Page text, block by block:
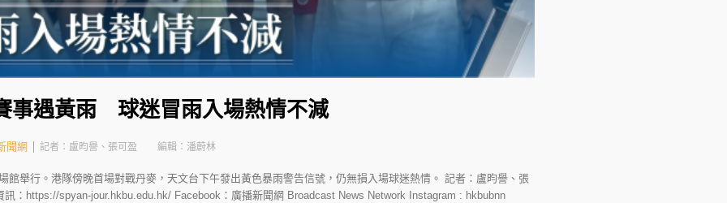
事遇黃雨 球迷冒雨入場熱情不減
聞網 記者：盧昀譽、張可盈 編輯：潘蔚林
館舉行。港隊傍晚首場對戰丹麥，天文台下午發出黃色暴雨警告信號，仍無損入場球迷熱情。 記者：盧昀譽、張
：https://spyan-jour.hkbu.edu.hk/ Facebook：廣播新聞網 Broadcast News Network Instagram : hkbubnn